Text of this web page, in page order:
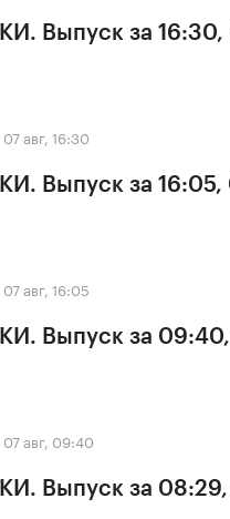
Выпуск за 16:30,
07 авг, 16:30
Выпуск за 16:05,
07 авг, 16:05
Выпуск за
07 авг, 09:40
Выпуск за